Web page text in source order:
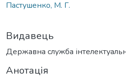
Пастушенко, М. Г.
Видавець
Державна служба
Анотація